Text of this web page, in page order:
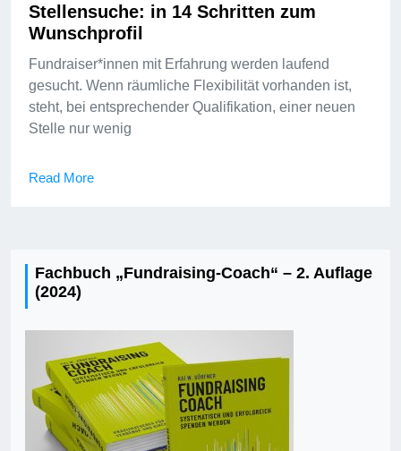
Stellensuche: in 14 Schritten zum
Wunschprofil
Fundraiser*innen mit Erfahrung werden laufend
gesucht. Wenn räumliche Flexibilität vorhanden ist,
steht, bei entsprechender Qualifikation, einer neuen
Stelle nur wenig
Read More
Fachbuch „Fundraising-Coach“ – 2. Auflage
(2024)